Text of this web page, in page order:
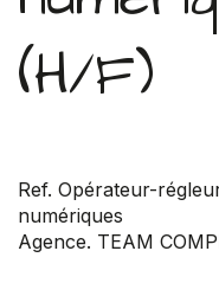
(H/F)
Ref. Opérateur-
numériques
Agence. TEAM